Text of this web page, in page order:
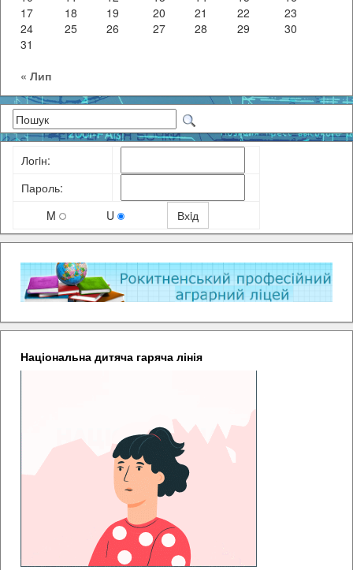
17
18 19 20 21 22
23
24
25 26 27 28 29
30
31
« Лип
Логiн:
Пароль:
M
U
Національна дитяча гаряча лінія